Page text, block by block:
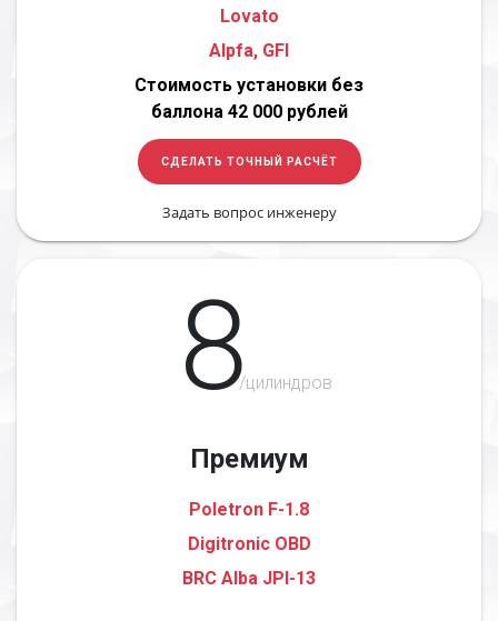
Lovato
Alpfa, GFI
Стоимость установки без
баллона 42 000 рублей
СДЕЛАТЬ ТОЧНЫЙ РАСЧЁТ
Задать вопрос инженеру
8/цилиндров
Премиум
Poletron F-1.8
Digitronic OBD
BRC Alba JPI-13